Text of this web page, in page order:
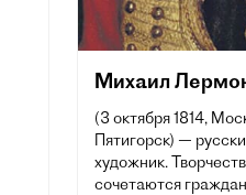
Михаил
(3 октября 1814,
Пятигорск) —
художник.
сочетаются